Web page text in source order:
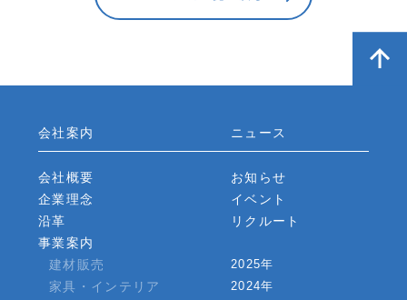
会社案内
会社概要
企業理念
沿革
事業案内
建材販売
家具・インテリア
ニュース
お知らせ
イベント
リクルート
2025年
2024年